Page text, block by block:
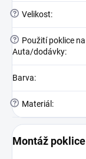
? Velikost:
?
Použití poklice na
Auta/dodávky:
Barva:
? Materiál :
Montáž poklice